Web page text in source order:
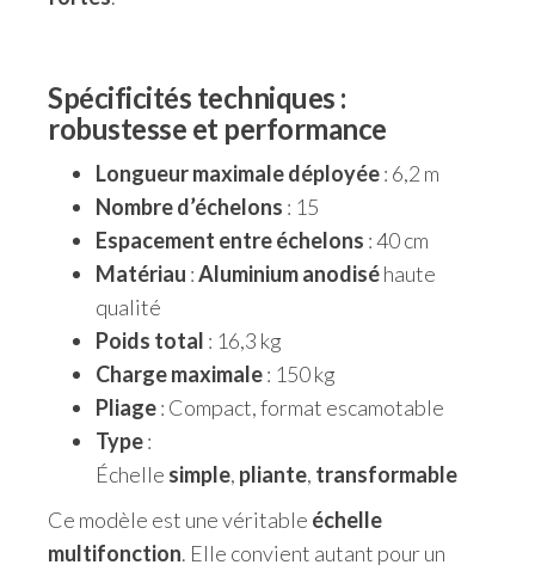
Spécificités techniques :
robustesse et performance
Longueur maximale déployée: 6,2 m
Nombre d’échelons : 15
Espacement entre échelons : 40 cm
Matériau :Aluminium anodiséhaute
qualité
Poids total : 16,3 kg
Charge maximale: 150 kg
Pliage: Compact, format escamotable
Type:
Échelle simple, pliante, transformable
Ce modèle est une véritable échelle
multifonction. Elle convient autant pour un